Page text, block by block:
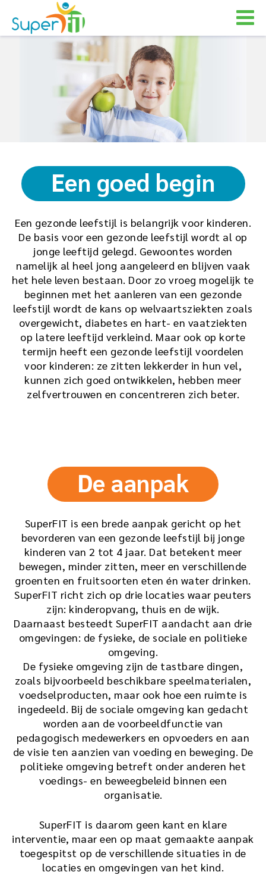
Een goed begin
Een gezonde leefstijl is belangrijk voor kinderen.
De basis voor een gezonde leefstijl wordt al op
jonge leeftijd gelegd. Gewoontes worden
namelijk al heel jong aangeleerd en blijven vaak
het hele leven bestaan. Door zo vroeg mogelijk te
beginnen met het aanleren van een gezonde
leefstijl wordt de kans op welvaartsziekten zoals
overgewicht, diabetes en hart- en vaatziekten
op latere leeftijd verkleind. Maar ook op korte
termijn heeft een gezonde leefstijl voordelen
voor kinderen: ze zitten lekkerder in hun vel,
kunnen zich goed ontwikkelen, hebben meer
zelfvertrouwen en concentreren zich beter.
De aanpak
SuperFIT is een brede aanpak gericht op het
bevorderen van een gezonde leefstijl bij jonge
kinderen van 2 tot 4 jaar. Dat betekent meer
bewegen, minder zitten, meer en verschillende
groenten en fruitsoorten eten én water drinken.
SuperFIT richt zich op drie locaties waar peuters
zijn: kinderopvang, thuis en de wijk.
Daarnaast besteedt SuperFIT aandacht aan drie
omgevingen: de fysieke, de sociale en politieke
omgeving.
De fysieke omgeving zijn de tastbare dingen,
zoals bijvoorbeeld beschikbare speelmaterialen,
voedselproducten, maar ook hoe een ruimte is
ingedeeld. Bij de sociale omgeving kan gedacht
worden aan de voorbeeldfunctie van
pedagogisch medewerkers en opvoeders en aan
de visie ten aanzien van voeding en beweging. De
politieke omgeving betreft onder anderen het
voedings- en beweegbeleid binnen een
organisatie.
SuperFIT is daarom geen kant en klare
interventie, maar een op maat gemaakte aanpak
toegespitst op de verschillende situaties in de
locaties en omgevingen van het kind.